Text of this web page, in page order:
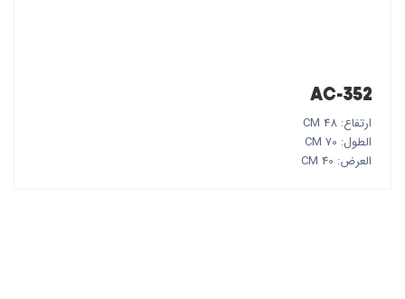
AC-352
ارتفاع: 48 CM
الطول: 70 CM
العرض: 40 CM